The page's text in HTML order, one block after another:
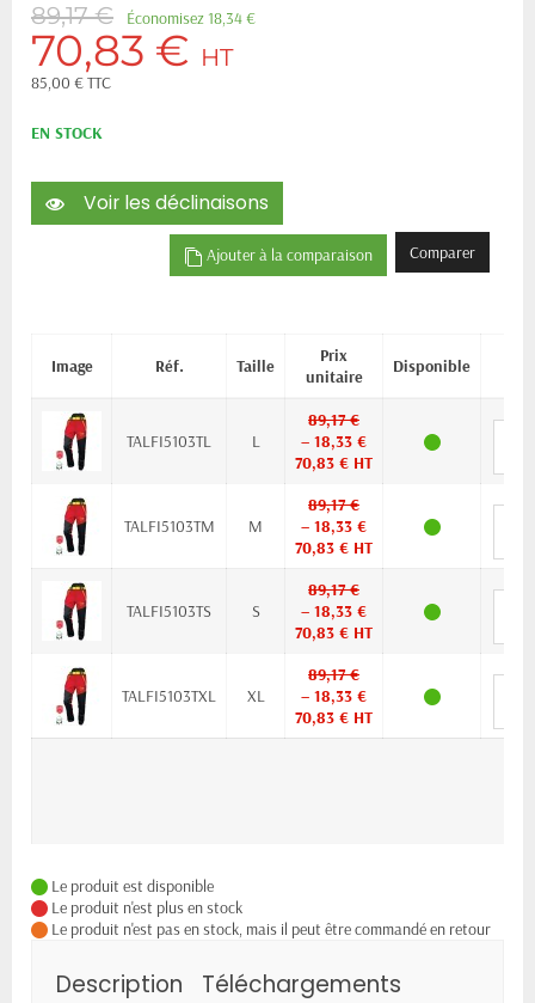
89,17 € Économisez 18,34 €
70,83 € HT
85,00 € TTC
EN STOCK
Voir les déclinaisons
Ajouter à la comparaison Comparer
Image Réf. Taille
Prix
unitaire
Disponible
TALFI5103TL L
89,17 €
– 18,33 €
70,83 € HT
TALFI5103TM M
89,17 €
– 18,33 €
70,83 € HT
TALFI5103TS S
89,17 €
– 18,33 €
70,83 € HT
TALFI5103TXL XL
89,17 €
– 18,33 €
70,83 € HT
Le produit est disponible
Le produit n'est plus en stock
Le produit n'est pas en stock, mais il peut être commandé en retour
Description Téléchargements